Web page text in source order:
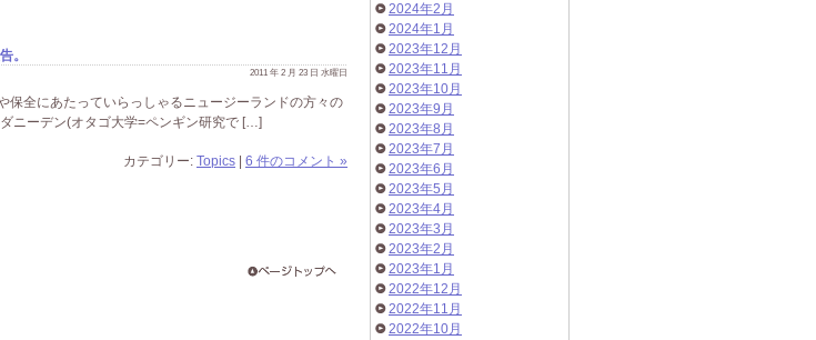
。
2011 年 2 月 23 日 水曜日
保全にあたっていらっしゃるニュージーランドの方々の
ニーデン(オタゴ大学=ペンギン研究で […]
カテゴリー: Topics 6 件のコメント »
2024年2月
2024年1月
2023年12月
2023年11月
2023年10月
2023年9月
2023年8月
2023年7月
2023年6月
2023年5月
2023年4月
2023年3月
2023年2月
2023年1月
2022年12月
2022年11月
2022年10月